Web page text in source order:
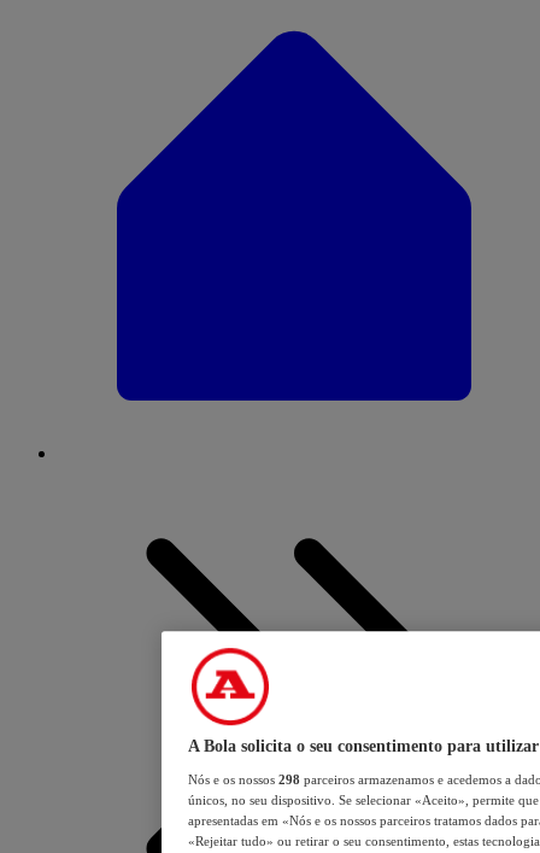
A Bola solicita o seu consentimento para utilizar
Nós e os nossos 298 parceiros armazenamos e acedemos a
únicos, no seu dispositivo. Se selecionar «Aceito», permite
apresentadas em «Nós e os nossos parceiros tratamos dados
«Rejeitar tudo» ou retirar o seu consentimento, estas